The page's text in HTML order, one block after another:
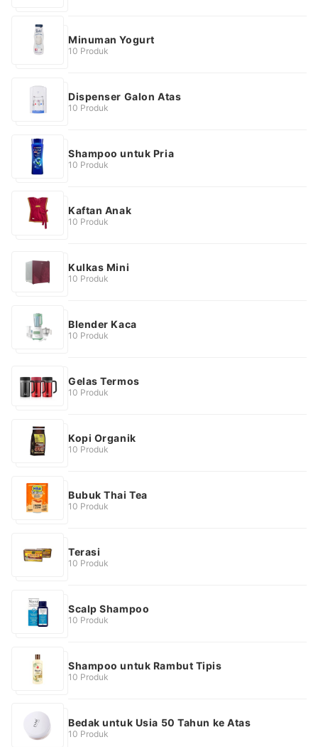
Minuman Yogurt
10 Produk
Dispenser Galon Atas
10 Produk
Shampoo untuk Pria
10 Produk
Kaftan Anak
10 Produk
Kulkas Mini
10 Produk
Blender Kaca
10 Produk
Gelas Termos
10 Produk
Kopi Organik
10 Produk
Bubuk Thai Tea
10 Produk
Terasi
10 Produk
Scalp Shampoo
10 Produk
Shampoo untuk Rambut Tipis
10 Produk
Bedak untuk Usia 50 Tahun ke Atas
10 Produk